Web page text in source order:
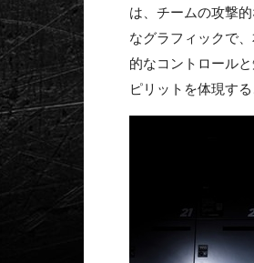
は、チームの攻撃
なグラフィックで
的なコントロール
ピリットを体現す